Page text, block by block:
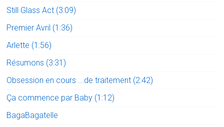
Still Glass Act (3:09)
Premier Avril (1:36)
Arlette (1:56)
Résumons (3:31)
Obsession en cours ...de traitement (2:42)
Ça commence par Baby (1:12)
BagaBagatelle